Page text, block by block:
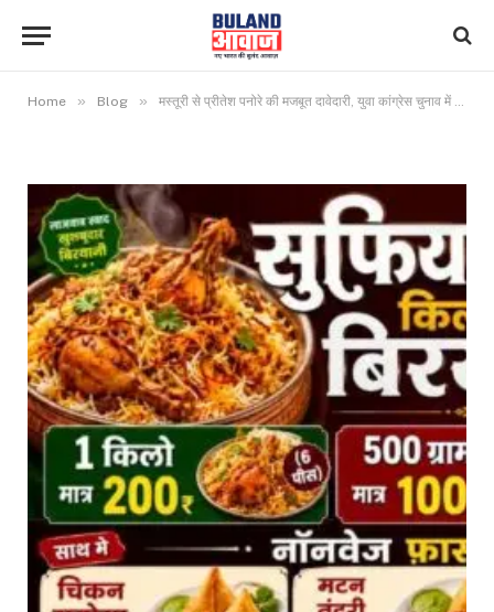
Home » Blog » मस्तूरी से प्रीतेश पनोरे की मजबूत दावेदारी, युवा कांग्रेस चुनाव में युवाओं से मांगा समर्थन